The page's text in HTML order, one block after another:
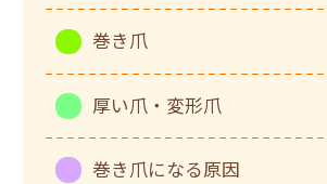
巻き爪
厚い爪・変形爪
巻き爪になる原因